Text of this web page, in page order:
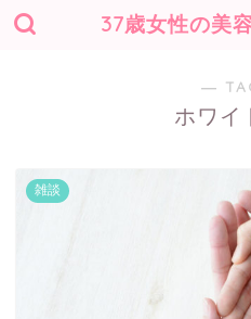
37歳女性の美
―
ホワイ
雑談